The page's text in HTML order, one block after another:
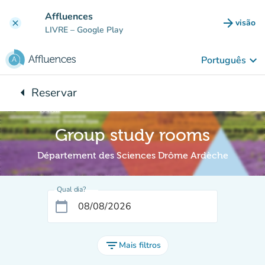
clear Affluences
LIVRE – Google Play arrow_forward visão
(novo
Português keyboard_arrow_down
arrow_leftVoltar para:
Reservar
Group study rooms
Département des Sciences Drôme Ardèche
Qual dia?
calendar_today
filter_list Mais filtros